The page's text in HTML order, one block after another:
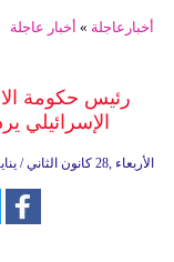
أخبارعاجلة » أخبار عاجلة
رئيس حكومة
الإسرائيلي
10:52 2015 الأربعاء ,28 كانون الثاني / يناير